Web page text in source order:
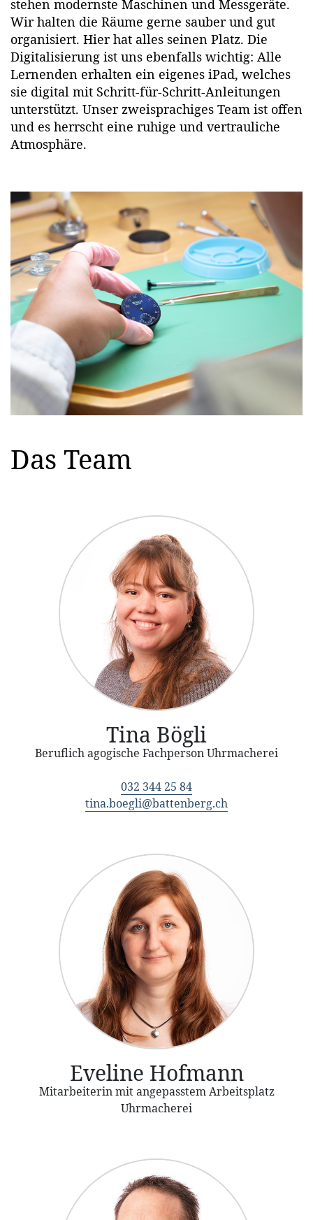
stehen modernste Maschinen und Messgeräte.
Wir halten die Räume gerne sauber und gut
organisiert. Hier hat alles seinen Platz. Die
Digitalisierung ist uns ebenfalls wichtig: Alle
Lernenden erhalten ein eigenes iPad, welches
sie digital mit Schritt-für-Schritt-Anleitungen
unterstützt. Unser zweisprachiges Team ist offen
und es herrscht eine ruhige und vertrauliche
Atmosphäre.
Das Team
Tina Bögli
Beruflich agogische Fachperson Uhrmacherei
032 344 25 84
tina.boegli@battenberg.ch
Eveline Hofmann
Mitarbeiterin mit angepasstem Arbeitsplatz
Uhrmacherei